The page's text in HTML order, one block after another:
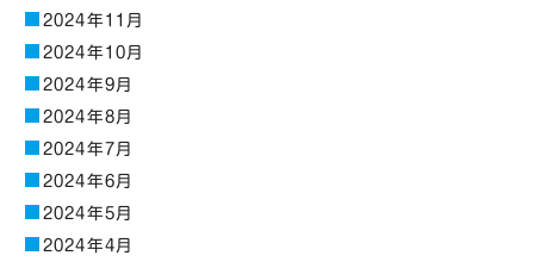
2024年11月
2024年10月
2024年9月
2024年8月
2024年7月
2024年6月
2024年5月
2024年4月